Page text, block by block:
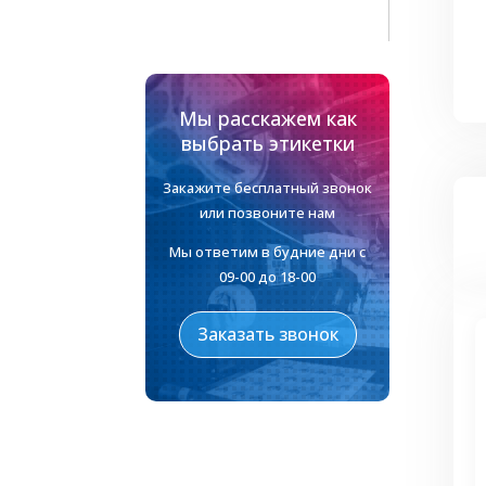
Мы расскажем как
выбрать этикетки
Закажите бесплатный звонок
или позвоните нам
Мы ответим в будние дни с
09-00 до 18-00
Заказать звонок